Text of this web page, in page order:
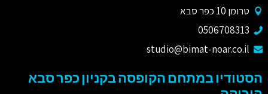
טרומן 10 כפר סבא
0506708313
studio@bimat-noar.co.il
הסטודיו במתחם הקופסה בקניון כפר סבא